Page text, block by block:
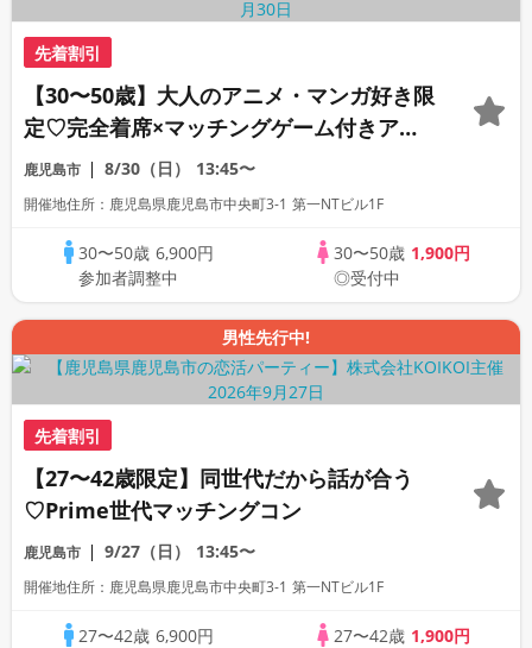
先着割引
【30〜50歳】大人のアニメ・マンガ好き限
定♡完全着席×マッチングゲーム付きアニ
メコン
鹿児島市 8/30（日） 13:45〜
開催地住所：鹿児島県鹿児島市中央町3-1 第一NTビル1F
30〜50歳 6,900円
参加者調整中
30〜50歳 1,900円
◎受付中
男性先行中!
先着割引
【27〜42歳限定】同世代だから話が合う
♡Prime世代マッチングコン
鹿児島市 9/27（日） 13:45〜
開催地住所：鹿児島県鹿児島市中央町3-1 第一NTビル1F
27〜42歳 6,900円
27〜42歳 1,900円